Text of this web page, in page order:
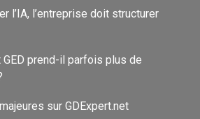
l’IA, l’entreprise doit structurer
GED prend-il parfois plus de
sur GDExpert.net